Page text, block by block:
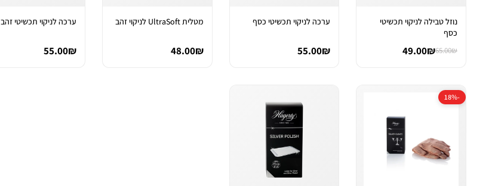
נוזל טבילה לניקוי תכשיטי
כסף
65.00₪
49.00₪
ערכה לניקוי תכשיטי כסף
55.00₪
מטלית UltraSoft לניקוי זהב
48.00₪
ערכה לניקוי תכשיטי זהב
55.00₪
-18%